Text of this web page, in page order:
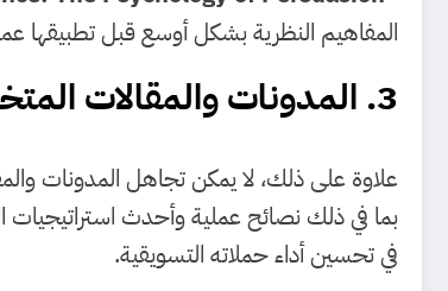
المفاهيم النظرية بشكل أوسع قبل تطبيقها
3. المدونات والمقالات المتخصصة
علاوة على ذلك، لا يمكن تجاهل المدونات
بما في ذلك نصائح عملية وأحدث
في تحسين أداء حملاته التسويقية.